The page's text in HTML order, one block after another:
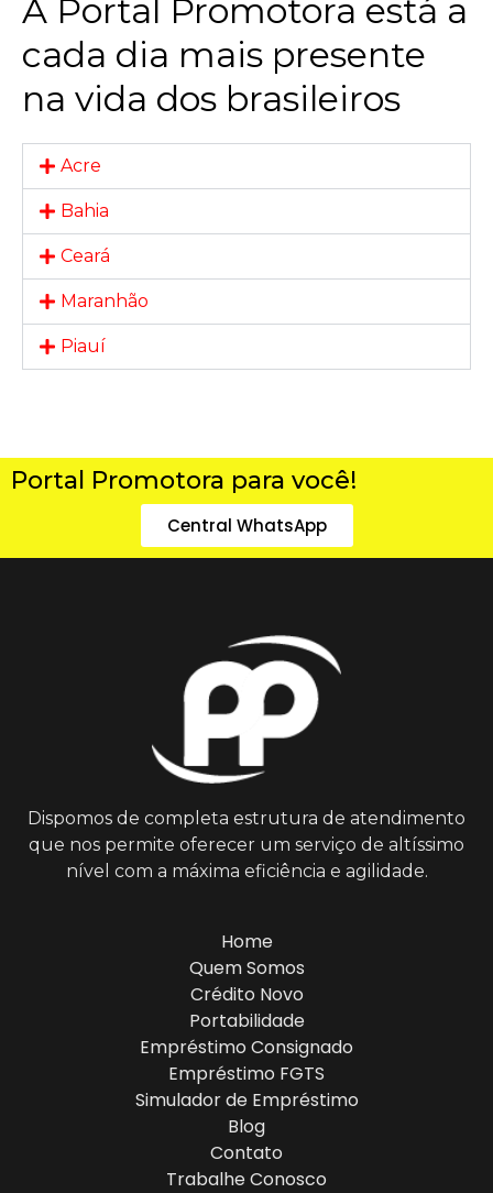
A Portal Promotora está a
cada dia mais presente
na vida dos brasileiros
Acre
Bahia
Ceará
Maranhão
Piauí
Portal Promotora para você!
Central WhatsApp
Dispomos de completa estrutura de atendimento
que nos permite oferecer um serviço de altíssimo
nível com a máxima eficiência e agilidade.
Home
Quem Somos
Crédito Novo
Portabilidade
Empréstimo Consignado
Empréstimo FGTS
Simulador de Empréstimo
Blog
Contato
Trabalhe Conosco